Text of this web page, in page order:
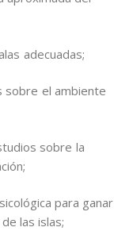
adecuadas;
sobre el ambiente
sobre la
para ganar
las islas;